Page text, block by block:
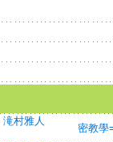
滝村雅人
密教學